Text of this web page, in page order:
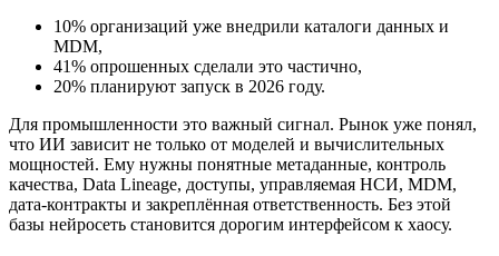
10% организаций уже внедрили каталоги данных и
MDM,
41% опрошенных сделали это частично,
20% планируют запуск в 2026 году.
Для промышленности это важный сигнал. Рынок уже понял,
что ИИ зависит не только от моделей и вычислительных
мощностей. Ему нужны понятные метаданные, контроль
качества, Data Lineage, доступы, управляемая НСИ, MDM,
дата-контракты и закреплённая ответственность. Без этой
базы нейросеть становится дорогим интерфейсом к хаосу.